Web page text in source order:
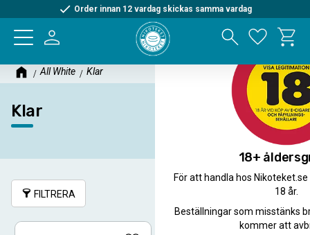
Meny
Order innan 12 vardag skickas samma vardag
All White Klar
Klar
FILTRERA SORTERA
18+
För att handla hos
18 år.
Beställningar som misstänks
kommer att